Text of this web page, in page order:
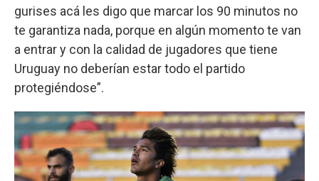
gurises acá les digo que marcar los 90 minutos no
te garantiza nada, porque en algún momento te van
a entrar y con la calidad de jugadores que tiene
Uruguay no deberían estar todo el partido
protegiéndose”.